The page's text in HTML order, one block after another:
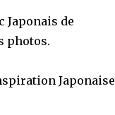
Japonais de
photos.
Japonaise